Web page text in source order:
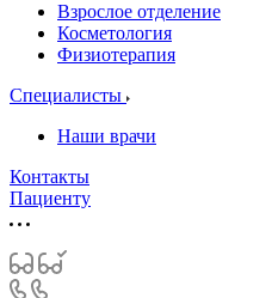
Взрослое отделение
Косметология
Физиотерапия
Специалисты
Наши врачи
Контакты
Пациенту